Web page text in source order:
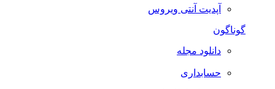
آپدیت آنتی ویروس
گوناگون
دانلود مجله
حسابداری